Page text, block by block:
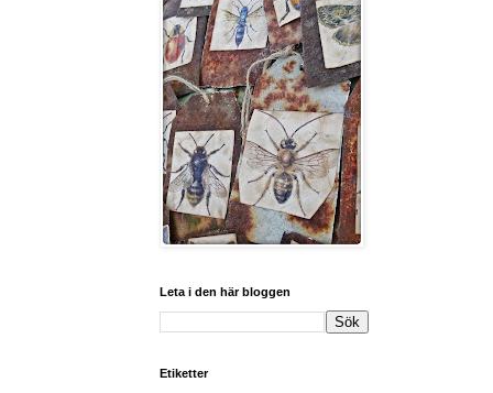
Leta i den här bloggen
Etiketter